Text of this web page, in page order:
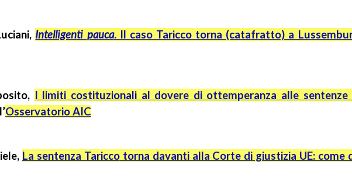
Intelligenti pauca. Il caso Taricco torna (catafratto) a
I limiti costituzionali al dovere di ottemperanza alle
Osservatorio AIC
La sentenza Tariccotorna davanti alla Corte di giustizia UE: come